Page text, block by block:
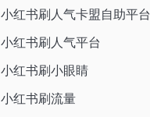
小红书刷人气卡盟自助平台
小红书刷人气平台
小红书刷小眼睛
小红书刷流量